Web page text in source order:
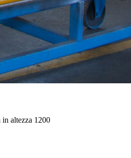
altezza 1200